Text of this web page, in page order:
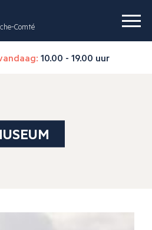
Comté
10.00 - 19.00 uur